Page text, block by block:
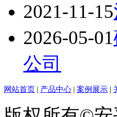
2021-11-15
2026-05-01
公司
网站首页 | 产品中心 | 案例展示 |